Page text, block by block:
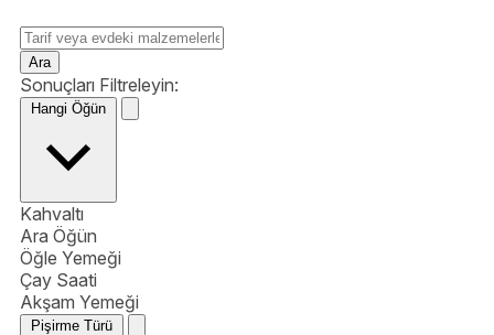
Ara
Sonuçları Filtreleyin:
Hangi Öğün
Kahvaltı
Ara Öğün
Öğle Yemeği
Çay Saati
Akşam Yemeği
Pişirme Türü